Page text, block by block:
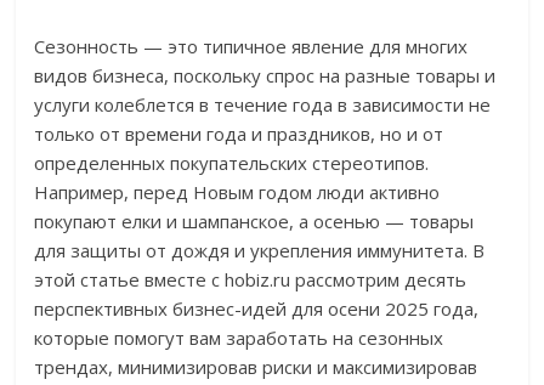
Сезонность — это типичное явление для многих
видов бизнеса, поскольку спрос на разные товары и
услуги колеблется в течение года в зависимости не
только от времени года и праздников, но и от
определенных покупательских стереотипов.
Например, перед Новым годом люди активно
покупают елки и шампанское, а осенью — товары
для защиты от дождя и укрепления иммунитета. В
этой статье вместе с hobiz.ru рассмотрим десять
перспективных бизнес-идей для осени 2025 года,
которые помогут вам заработать на сезонных
трендах, минимизировав риски и максимизировав